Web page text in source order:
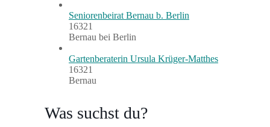
Seniorenbeirat Bernau b. Berlin
16321
Bernau bei Berlin
Gartenberaterin Ursula Krüger-Matthes
16321
Bernau
Was suchst du?